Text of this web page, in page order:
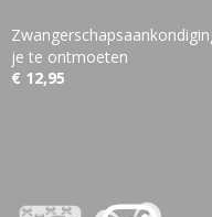
je te ontmoeten
€ 12,95